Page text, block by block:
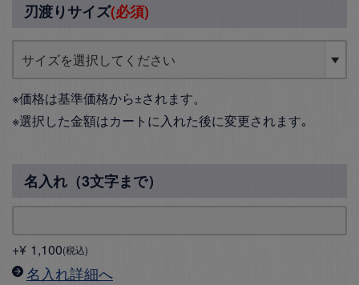
刃渡りサイズ(必須)
※価格は基準価格から±されます。
※選択した金額はカートに入れた後に変更されます｡
名入れ（3文字まで）
+¥ 1,100 税込
名入れ詳細へ